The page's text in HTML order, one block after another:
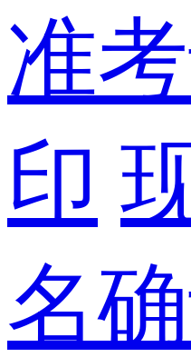
准
印
名